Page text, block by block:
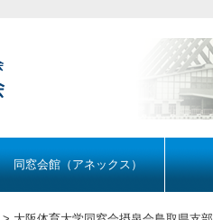
同窓会館（アネックス）